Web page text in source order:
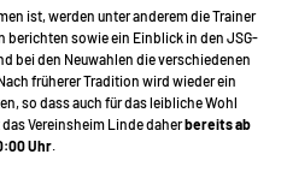
ist, werden unter anderem die Trainer
berichten sowie ein Einblick in den JSG-
bei den Neuwahlen die verschiedenen
früherer Tradition wird wieder ein
so dass auch für das leibliche Wohl
Vereinsheim Linde daherbereits ab
Uhr.